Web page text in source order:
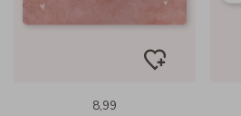
8,99